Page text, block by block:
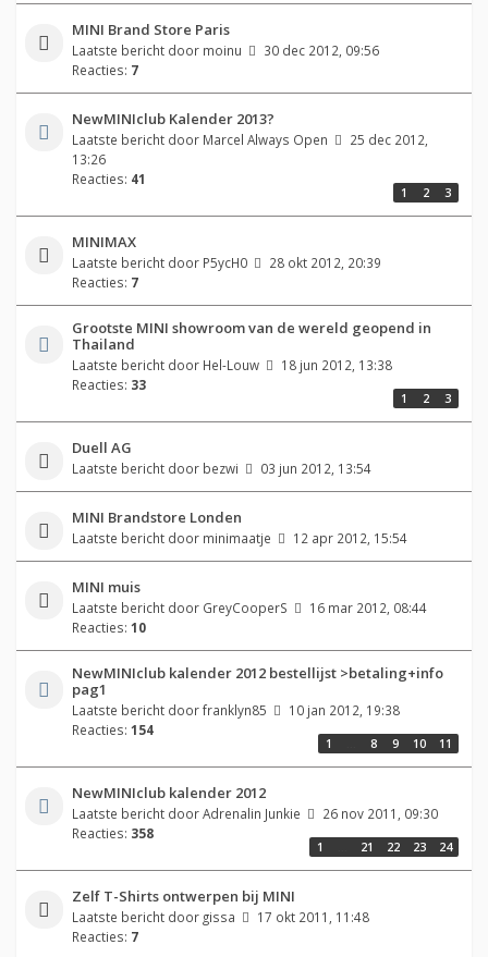
MINI Brand Store Paris
Laatste bericht door moinu
30 dec 2012, 09:56
Reacties: 7
NewMINIclub Kalender 2013?
Laatste bericht door Marcel Always Open
25 dec 2012,
13:26
Reacties: 41
1 2 3
MINIMAX
Laatste bericht door P5ycH0
28 okt 2012, 20:39
Reacties: 7
Grootste MINI showroom van de wereld geopend in
Thailand
Laatste bericht door Hel-Louw
18 jun 2012, 13:38
Reacties: 33
1 2 3
Duell AG
Laatste bericht door bezwi 03 jun 2012, 13:54
MINI Brandstore Londen
Laatste bericht door minimaatje 12 apr 2012, 15:54
MINI muis
Laatste bericht door GreyCooperS
16 mar 2012, 08:44
Reacties: 10
NewMINIclub kalender 2012 bestellijst >betaling+info
pag1
Laatste bericht doorfranklyn85
10 jan 2012, 19:38
Reacties: 154
1 8 9 10 11
NewMINIclub kalender 2012
Laatste bericht doorAdrenalin Junkie
26 nov 2011, 09:30
Reacties: 358
1 21 22 23 24
Zelf T-Shirts ontwerpen bij MINI
Laatste bericht door gissa
17 okt 2011, 11:48
Reacties: 7